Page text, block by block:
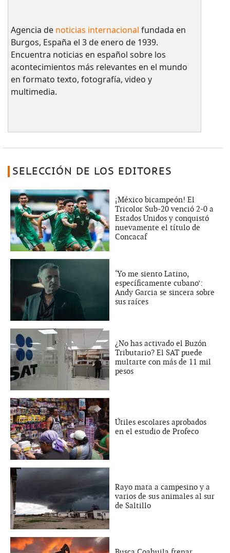
Agencia de noticias internacional fundada en
Burgos, España el 3 de enero de 1939.
Encuentra noticias en español sobre los
acontecimientos más relevantes en el mundo
en formato texto, fotografía, video y
multimedia.
SELECCIÓN DE LOS EDITORES
¡México bicampeón! El
Tricolor Sub-20 venció 2-0 a
Estados Unidos y conquistó
nuevamente el título de
Concacaf
‘Yo me siento Latino,
específicamente cubano’:
Andy Garcia se sincera sobre
sus raíces
¿No has activado el Buzón
Tributario? El SAT puede
multarte con más de 11 mil
pesos
Útiles escolares aprobados
en el estudio de Profeco
Rayo mata a campesino y a
varios de sus animales al sur
de Saltillo